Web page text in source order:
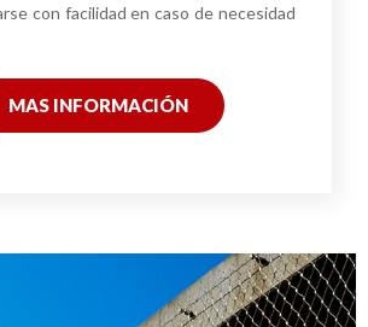
con facilidad en caso de necesidad
MAS INFORMACIÓN